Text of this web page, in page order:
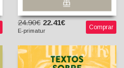
24.90€ 22.41€
E-primatur Comprar